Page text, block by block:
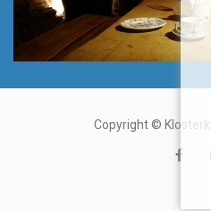
Copyright ©